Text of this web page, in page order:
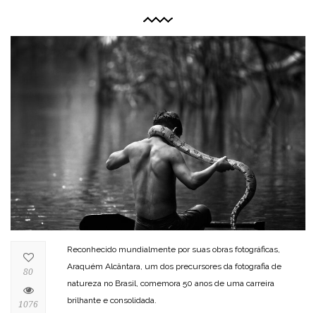
Reconhecido mundialmente por suas obras fotográficas,
Araquém Alcântara, um dos precursores da fotografia de
natureza no Brasil, comemora 50 anos de uma carreira
brilhante e consolidada.
80
1076